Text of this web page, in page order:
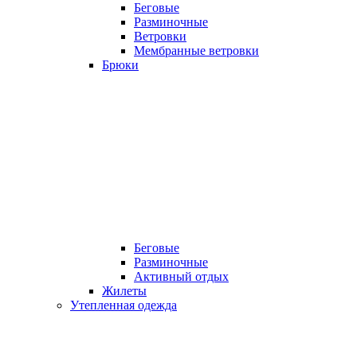
Беговые
Разминочные
Ветровки
Мембранные ветровки
Брюки
Беговые
Разминочные
Активный отдых
Жилеты
Утепленная одежда